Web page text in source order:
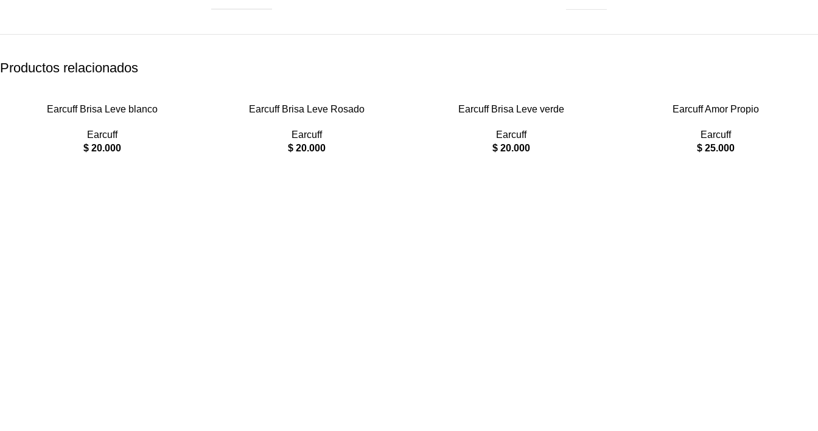
Productos relacionados
Earcuff Brisa Leve blanco
Earcuff
$ 20.000
Earcuff Brisa Leve Rosado
Earcuff
$ 20.000
Earcuff Brisa Leve verde
Earcuff
$ 20.000
Earcuff Amor Propio
Earcuff
$ 25.000